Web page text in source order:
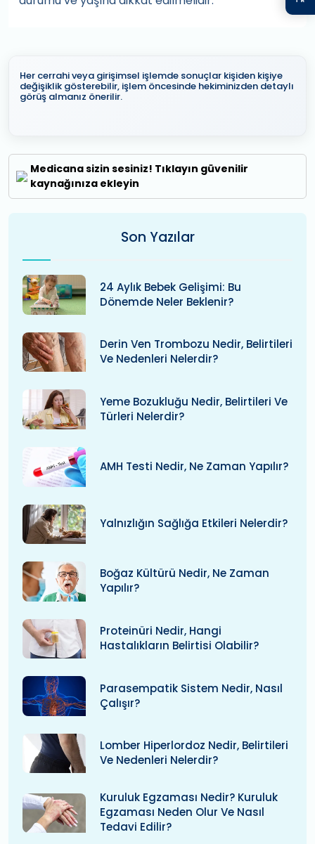
Her cerrahi veya girişimsel işlemde sonuçlar kişiden kişiye
değişiklik gösterebilir, işlem öncesinde hekiminizden detaylı
görüş almanız önerilir.
Medicana sizin sesiniz! Tıklayın güvenilir
kaynağınıza ekleyin
Son Yazılar
24 Aylık Bebek Gelişimi: Bu
Dönemde Neler Beklenir?
Derin Ven Trombozu Nedir, Belirtileri
Ve Nedenleri Nelerdir?
Yeme Bozukluğu Nedir, Belirtileri Ve
Türleri Nelerdir?
AMH Testi Nedir, Ne Zaman Yapılır?
Yalnızlığın Sağlığa Etkileri Nelerdir?
Boğaz Kültürü Nedir, Ne Zaman
Yapılır?
Proteinüri Nedir, Hangi
Hastalıkların Belirtisi Olabilir?
Parasempatik Sistem Nedir, Nasıl
Çalışır?
Lomber Hiperlordoz Nedir, Belirtileri
Ve Nedenleri Nelerdir?
Kuruluk Egzaması Nedir? Kuruluk
Egzaması Neden Olur Ve Nasıl
Tedavi Edilir?